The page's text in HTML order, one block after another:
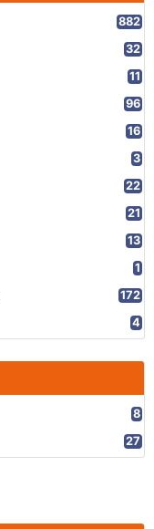
882
32
11
96
16
3
22
21
13
1
172
4
8
27